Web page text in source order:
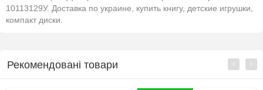
10113129У. Доставка по украине, купить книгу, детские игрушки,
компакт диски.
Рекомендовані товари